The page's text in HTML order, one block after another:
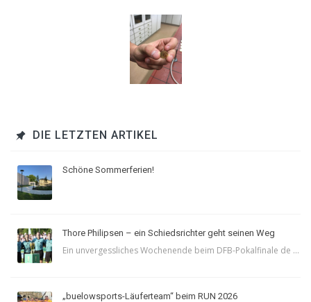
DIE LETZTEN ARTIKEL
Schöne Sommerferien!
Thore Philipsen – ein Schiedsrichter geht seinen Weg
Ein unvergessliches Wochenende beim DFB-Pokalfinale de ...
„buelowsports-Läuferteam“ beim RUN 2026